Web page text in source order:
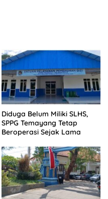
Diduga Belum Miliki SLHS,
SPPG Temayang Tetap
Beroperasi Sejak Lama